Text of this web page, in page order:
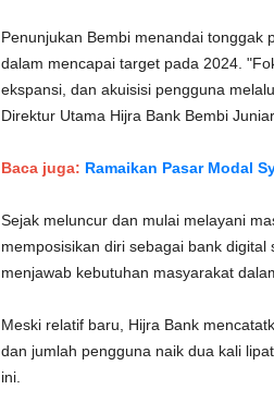
Penunjukan Bembi menandai tonggak
dalam mencapai target pada 2024.
ekspansi, dan akuisisi pengguna
Direktur Utama Hijra Bank Bembi
Baca juga: Ramaikan Pasar Modal
Sejak meluncur dan mulai melayani
memposisikan diri sebagai bank
menjawab kebutuhan masyarakat
Meski relatif baru, Hijra Bank
dan jumlah pengguna naik dua kali
ini.